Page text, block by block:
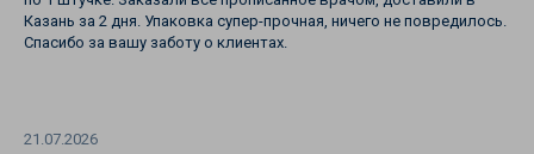
Казань за 2 дня. Упаковка супер-прочная, ничего не повредилось.
Спасибо за вашу заботу о клиентах.
21.07.2026